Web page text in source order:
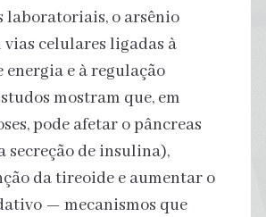
laboratoriais, o arsênio
celulares ligadas à
energia e à regulação
mostram que, em
pode afetar o pâncreas
secreção de insulina),
da tireoide e aumentar o
— mecanismos que